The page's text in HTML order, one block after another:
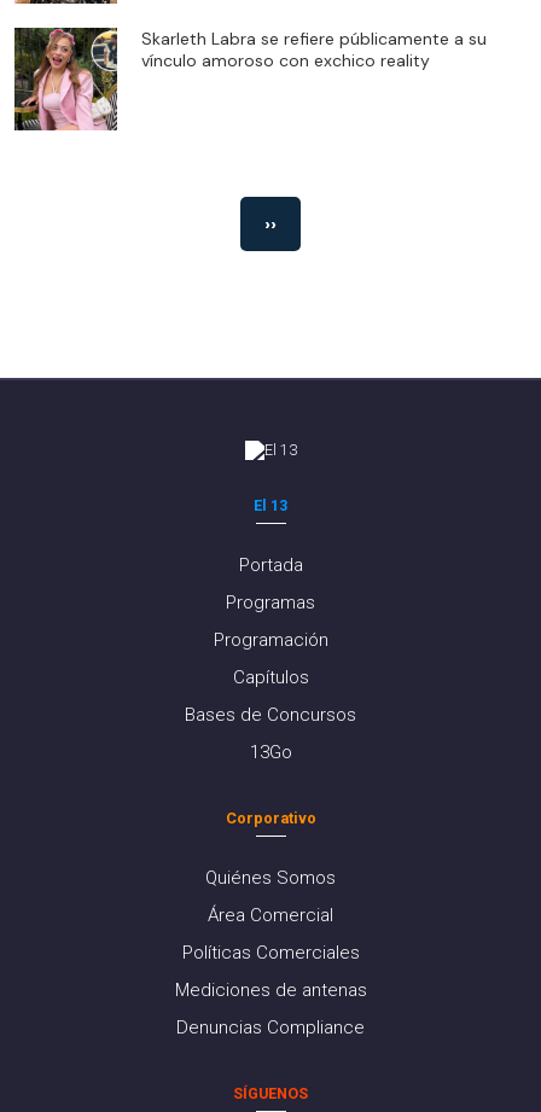
Skarleth Labra se refiere públicamente a su
vínculo amoroso con exchico reality
››
El 13
Portada
Programas
Programación
Capítulos
Bases de Concursos
13Go
Corporativo
Quiénes Somos
Área Comercial
Políticas Comerciales
Mediciones de antenas
Denuncias Compliance
SÍGUENOS